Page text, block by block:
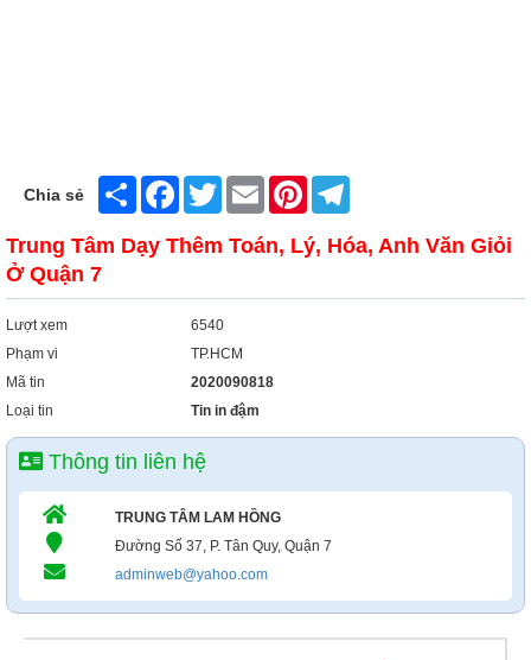
Hàng Tiêu Dùng
Xây Dựng
Chia sẻ Share FacebookTwitter Email Pinterest
Trung Tâm Dạy Thêm Toán, Lý, Hóa, Anh Văn Giỏi
Ở Quận 7
Lượt xem
6540
Phạm vi
TP.HCM
Mã tin
2020090818
Loại tin
Tin in đậm
Thông tin liên hệ
TRUNG TÂM LAM HỒNG
Đường Số 37, P. Tân Quy, Quận 7
adminweb@yahoo.com